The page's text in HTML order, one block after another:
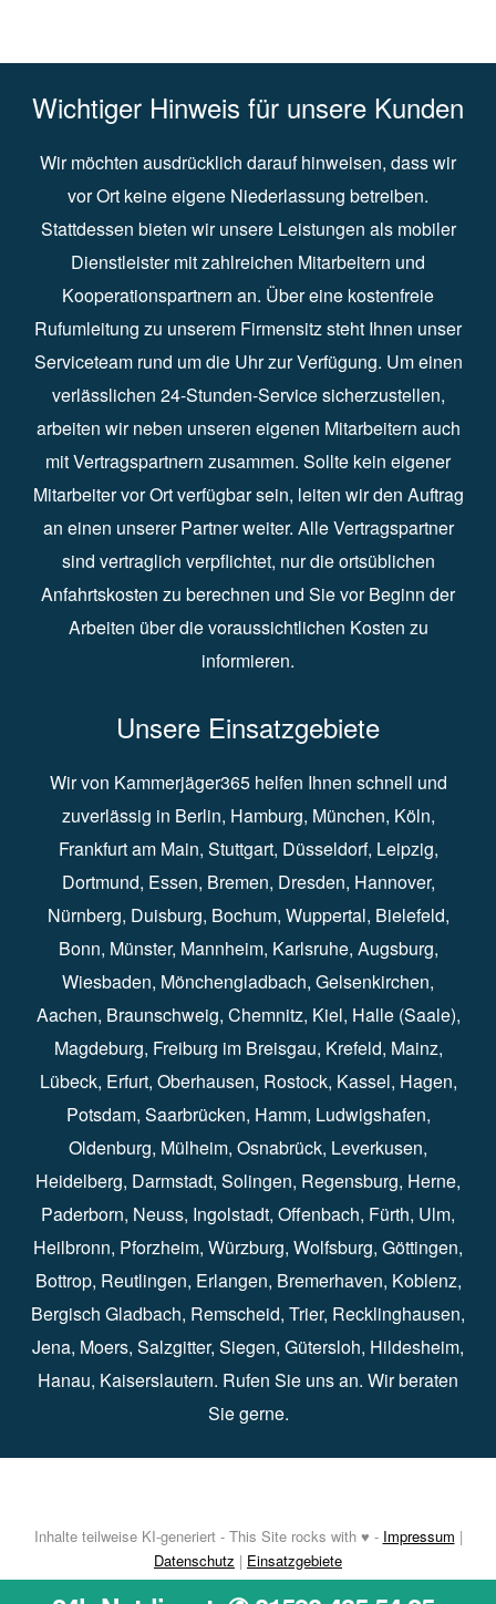
Wichtiger Hinweis für unsere Kunden
Wir möchten ausdrücklich darauf hinweisen, dass wir
vor Ort keine eigene Niederlassung betreiben.
Stattdessen bieten wir unsere Leistungen als mobiler
Dienstleister mit zahlreichen Mitarbeitern und
Kooperationspartnern an. Über eine kostenfreie
Rufumleitung zu unserem Firmensitz steht Ihnen unser
Serviceteam rund um die Uhr zur Verfügung. Um einen
verlässlichen 24-Stunden-Service sicherzustellen,
arbeiten wir neben unseren eigenen Mitarbeitern auch
mit Vertragspartnern zusammen. Sollte kein eigener
Mitarbeiter vor Ort verfügbar sein, leiten wir den Auftrag
an einen unserer Partner weiter. Alle Vertragspartner
sind vertraglich verpflichtet, nur die ortsüblichen
Anfahrtskosten zu berechnen und Sie vor Beginn der
Arbeiten über die voraussichtlichen Kosten zu
informieren.
Unsere Einsatzgebiete
Wir von Kammerjäger365 helfen Ihnen schnell und
zuverlässig in Berlin⁠, Hamburg⁠, München, Köln⁠,
Frankfurt am Main⁠, Stuttgart⁠, Düsseldorf⁠, Leipzig⁠,
Dortmund⁠, Essen⁠, Bremen⁠, Dresden⁠, Hannover⁠,
Nürnberg⁠, Duisburg⁠⁠, Bochum⁠, Wuppertal⁠⁠, Bielefeld⁠⁠,
Bonn⁠⁠, Münster⁠⁠, Mannheim⁠, Karlsruhe⁠, Augsburg⁠,
Wiesbaden⁠⁠, Mönchengladbach⁠, Gelsenkirchen⁠⁠,
Aachen⁠⁠, Braunschweig⁠, Chemnitz⁠⁠, Kiel⁠, Halle (Saale)⁠⁠,
Magdeburg⁠, Freiburg im Breisgau⁠⁠, Krefeld⁠⁠, Mainz⁠⁠,
Lübeck⁠, Erfurt⁠, Oberhausen⁠⁠, Rostock⁠⁠, Kassel⁠⁠, Hagen⁠,
Potsdam⁠, Saarbrücken⁠⁠, Hamm⁠, Ludwigshafen⁠,
Oldenburg⁠, Mülheim⁠, Osnabrück⁠⁠, Leverkusen⁠,
Heidelberg⁠, Darmstadt⁠⁠, Solingen⁠, Regensburg⁠, Herne⁠⁠,
Paderborn⁠, Neuss⁠, Ingolstadt⁠, Offenbach, Fürth⁠⁠, Ulm⁠⁠,
Heilbronn⁠, Pforzheim⁠, Würzburg⁠, Wolfsburg⁠⁠, Göttingen⁠,
Bottrop⁠, Reutlingen⁠, Erlangen⁠⁠, Bremerhaven⁠, Koblenz⁠,
Bergisch Gladbach⁠, Remscheid⁠⁠, Trier⁠⁠, Recklinghausen⁠,
Jena⁠⁠, Moers⁠⁠, Salzgitter⁠⁠, Siegen⁠⁠, Gütersloh⁠, Hildesheim⁠⁠,
Hanau⁠, Kaiserslautern⁠⁠. Rufen Sie uns an. Wir beraten
Sie gerne.
Inhalte teilweise KI-generiert - This Site rocks with ♥ - Impressum |
Datenschutz | Einsatzgebiete